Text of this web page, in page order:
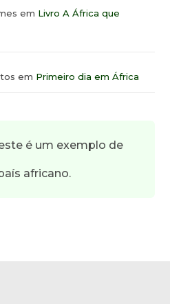
em Livro A África que
em Primeiro dia em África
é um exemplo de
africano.